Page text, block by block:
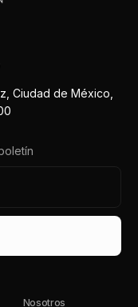
Ciudad de México,
Nosotros